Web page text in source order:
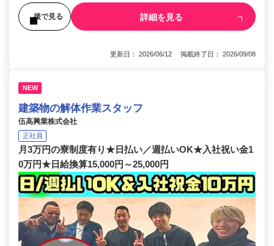
後で見る 詳細を見る
更新日： 2026/06/12 掲載終了日： 2026/09/08
NEW
建築物の解体作業スタッフ
伍高興業株式会社
正社員
月3万円の寮制度有り★日払い／週払いOK★入社祝い金1
0万円★日給換算15,000円～25,000円